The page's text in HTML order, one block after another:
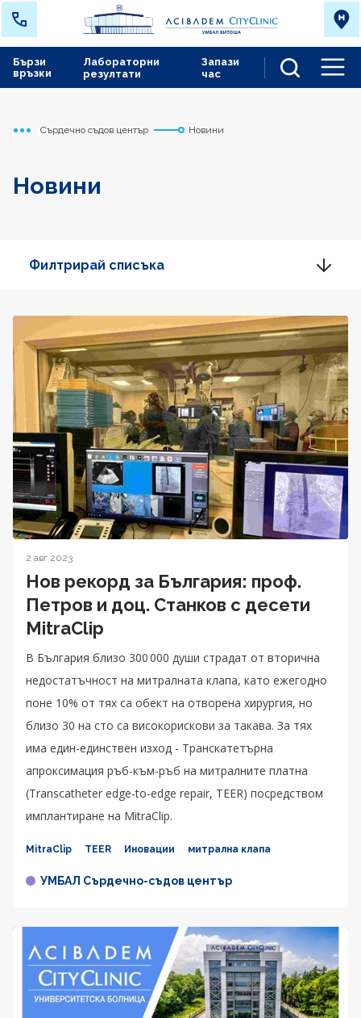
Лабораторни
резултати
Запази
час
Бързи
връзки
Начало
Сърдечно съдов център Новини
Новини
Филтрирай списъка
2 авг 2023
Нов рекорд за България: проф.
Петров и доц. Станков с десети
MitraClip
В България близо 300 000 души страдат от вторична
недостатъчност на митралната клапа, като ежегодно
поне 10% от тях са обект на отворена хирургия, но
близо 30 на сто са високорискови за такава. За тях
има един-единствен изход - Транскатетърна
апроксимация ръб-към-ръб на митралните платна
(Transcatheter edge-to-edge repair, TEER) посредством
имплантиране на MitraClip.
MitraClip TEER Иновации митрална клапа
УМБАЛ Сърдечно-съдов център